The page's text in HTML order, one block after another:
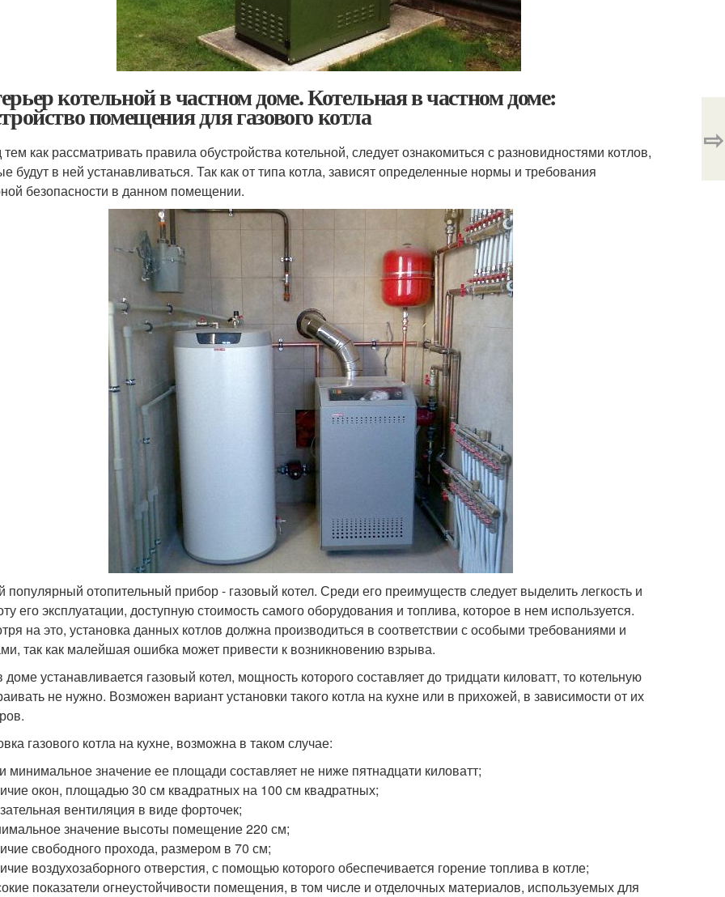
котельной в частном доме. Котельная в частном доме:
помещения для газового котла
как рассматривать правила обустройства котельной, следует ознакомиться с разновидностями котлов,
будут в ней устанавливаться. Так как от типа котла, зависят определенные нормы и требования
безопасности в данном помещении.
отопительный прибор - газовый котел. Среди его преимуществ следует выделить легкость и
его эксплуатации, доступную стоимость самого оборудования и топлива, которое в нем используется.
на это, установка данных котлов должна производиться в соответствии с особыми требованиями и
так как малейшая ошибка может привести к возникновению взрыва.
доме устанавливается газовый котел, мощность которого составляет до тридцати киловатт, то котельную
не нужно. Возможен вариант установки такого котла на кухне или в прихожей, в зависимости от их
газового котла на кухне, возможна в таком случае:
минимальное значение ее площади составляет не ниже пятнадцати киловатт;
окон, площадью 30 см квадратных на 100 см квадратных;
вентиляция в виде форточек;
значение высоты помещение 220 см;
свободного прохода, размером в 70 см;
воздухозаборного отверстия, с помощью которого обеспечивается горение топлива в котле;
показатели огнеустойчивости помещения, в том числе и отделочных материалов, используемых для
⇨